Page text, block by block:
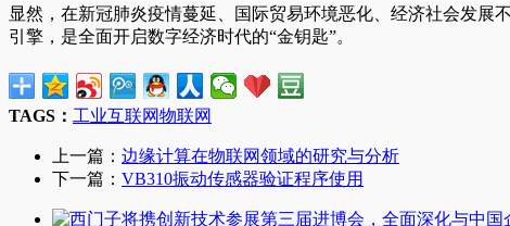
显然，在新冠肺炎疫情蔓延、国际贸易环境恶化、经济社会发
引擎，是全面开启数字经济时代的“金钥匙”。
TAGS： 工业互联网物联网
上一篇： 边缘计算在物联网领域的研究与分析
下一篇： VB310振动传感器验证程序使用